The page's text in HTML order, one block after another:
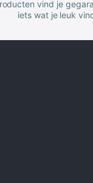
vind je
iets wat je leuk